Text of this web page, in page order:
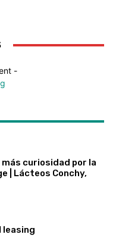
-
curiosidad por la
| Lácteos Conchy,
leasing